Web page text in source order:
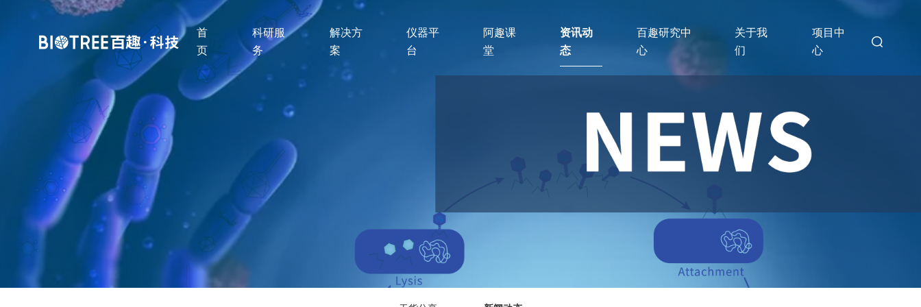
首
页
科研服
务
解决方
案
仪器平
台
阿趣课
堂
资讯动
态
百趣研究中
心
关于我
们
项目中
心